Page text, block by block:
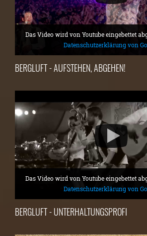
Das Video wird von Youtube eingebettet
Datenschutzerklärung von
BERGLUFT - AUFSTEHEN, ABGEHEN!
Das Video wird von Youtube eingebettet
Datenschutzerklärung von
BERGLUFT - UNTERHALTUNGSPROFI